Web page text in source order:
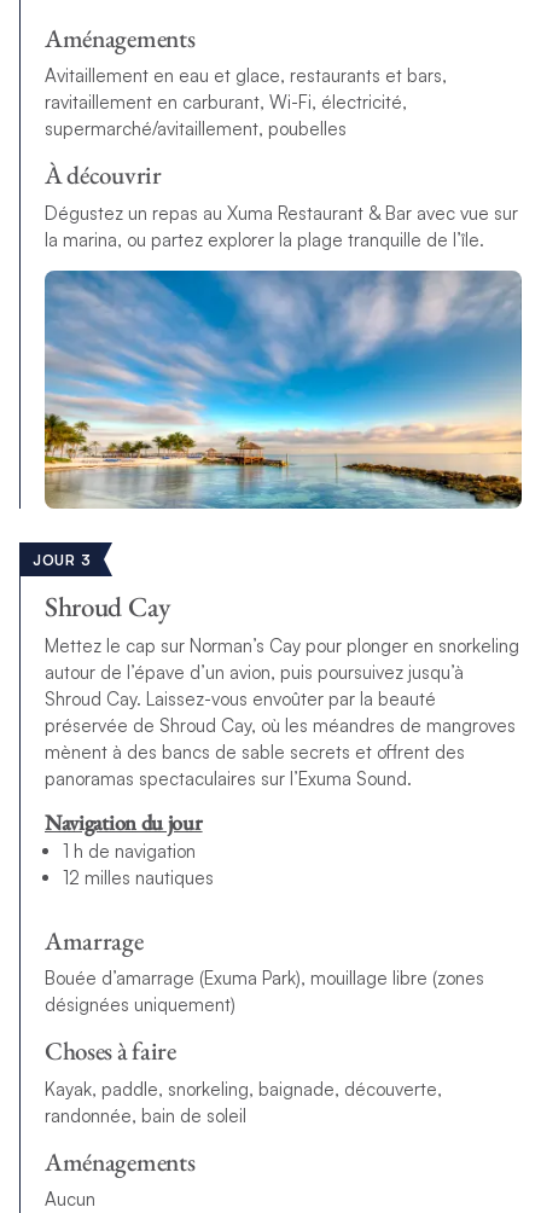
Aménagements
Avitaillement en eau et glace, restaurants et bars,
ravitaillement en carburant, Wi-Fi, électricité,
supermarché/avitaillement, poubelles
À découvrir
Dégustez un repas au Xuma Restaurant & Bar avec vue sur
la marina, ou partez explorer la plage tranquille de l’île.
JOUR 3
Shroud Cay
Mettez le cap sur Norman’s Cay pour plonger en snorkeling
autour de l’épave d’un avion, puis poursuivez jusqu’à
Shroud Cay. Laissez-vous envoûter par la beauté
préservée de Shroud Cay, où les méandres de mangroves
mènent à des bancs de sable secrets et offrent des
panoramas spectaculaires sur l’Exuma Sound.
Navigation du jour
1 h de navigation
12 milles nautiques
Amarrage
Bouée d’amarrage (Exuma Park), mouillage libre (zones
désignées uniquement)
Choses à faire
Kayak, paddle, snorkeling, baignade, découverte,
randonnée, bain de soleil
Aménagements
Aucun